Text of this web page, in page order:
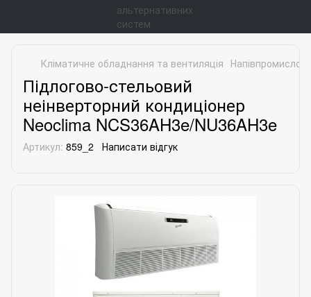
Кліматичне обладнання та вентиляція
Підлогово-стельовий
неінверторний кондиціонер
Neoclima NCS36AH3e/NU36AH3e
Артикул: 859_2 Написати відгук